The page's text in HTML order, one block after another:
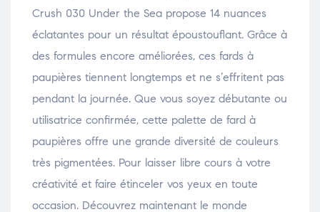
Crush 030 Under the Sea propose 14 nuances
éclatantes pour un résultat époustouflant. Grâce à
des formules encore améliorées, ces fards à
paupières tiennent longtemps et ne s’effritent pas
pendant la journée. Que vous soyez débutante ou
utilisatrice confirmée, cette palette de fard à
paupières offre une grande diversité de couleurs
très pigmentées. Pour laisser libre cours à votre
créativité et faire étinceler vos yeux en toute
occasion. Découvrez maintenant le monde